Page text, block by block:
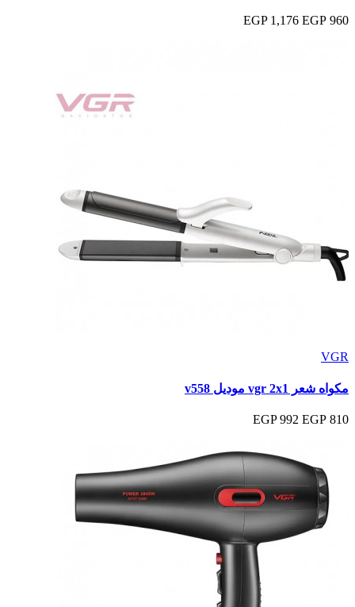
960 EGP
1,176 EGP
VGR
مكواه شعر vgr 2x1 موديل v558
810 EGP
992 EGP